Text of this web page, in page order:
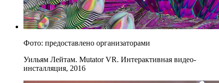
Фото: предоставлено организаторами
Уильям Лейтам. Mutator VR. Интерактивная видео-
инсталляция, 2016